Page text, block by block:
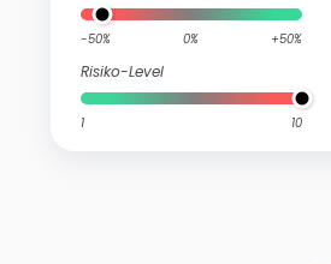
-50% 0% +50%
Risiko-Level
1 10